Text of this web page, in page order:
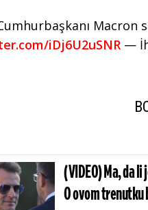
iDj6U2uSNR —
(VIDEO) Ma, da
O ovom trenutku